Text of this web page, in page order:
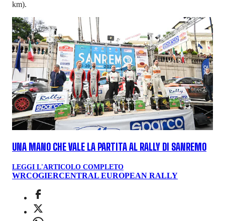
km).
UNA MANO CHE VALE LA PARTITA AL RALLY DI SANREMO
LEGGI L'ARTICOLO COMPLETO
WRCOGIERCENTRAL EUROPEAN RALLY